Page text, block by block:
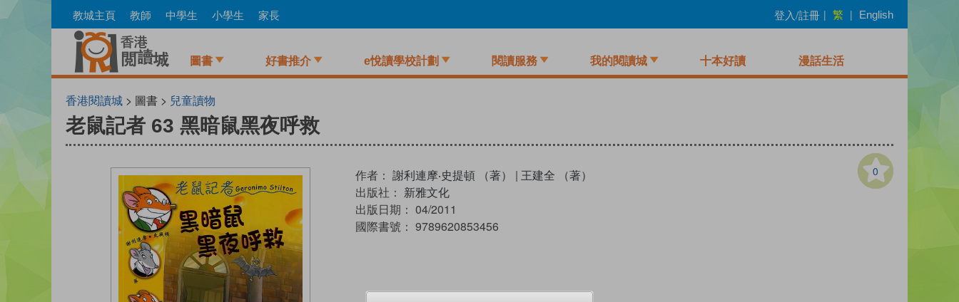
to
教城主頁 教師 中學生 小學生 家長 登入/註冊 | 繁 | English
圖書 好書推介 e悅讀學校計劃 閱讀服務 我的閱讀城 十本好讀 漫話生活
香港閱讀城 > 圖書 > 兒童讀物
老鼠記者 63 黑暗鼠黑夜呼救
0
作者： 謝利連摩‧史提頓 （著） | 王建全 （著）
出版社： 新雅文化
出版日期： 04/2011
國際書號： 9789620853456